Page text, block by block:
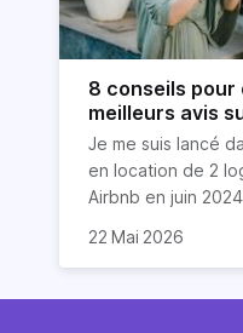
8 conseils pour
meilleurs avis
Je me suis lancé
en location de 2
Airbnb en juin
exceptionnels, une
étoiles de la part
22 Mai 2026